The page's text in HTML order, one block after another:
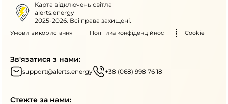
Карта відключень світла
alerts.energy
2025-2026. Всі права захищені.
Умови використання Політика конфіденційності Cookie
Зв'язатися з нами:
support@alerts.energy +38 (068) 998 76 18
Стежте за нами: